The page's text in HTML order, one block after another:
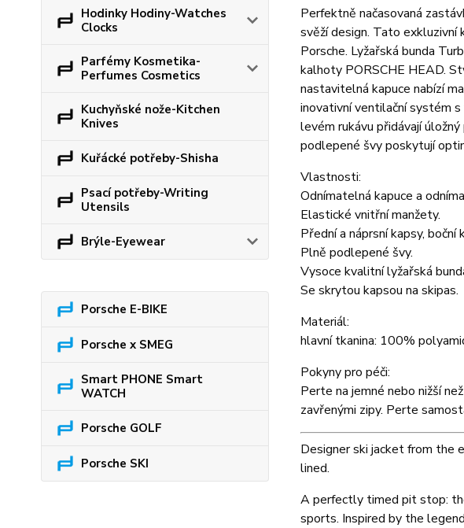
Hodinky Hodiny-Watches
Clocks
Parfémy Kosmetika-
Perfumes Cosmetics
Kuchyňské nože-Kitchen
Knives
Kuřácké potřeby-Shisha
Psací potřeby-Writing
Utensils
Brýle-Eyewear
Porsche E-BIKE
Porsche x SMEG
Smart PHONE Smart
WATCH
Porsche GOLF
Porsche SKI
Perfektně načasovaná
svěží design. Tato exkluzivní
Porsche. Lyžařská bunda
kalhoty PORSCHE HEAD.
nastavitelná kapuce nabízí
inovativní ventilační systém
levém rukávu přidávají
podlepené švy poskytují
Vlastnosti:
Odnímatelná kapuce a
Elastické vnitřní manžety.
Přední a náprsní kapsy,
Plně podlepené švy.
Vysoce kvalitní lyžařská
Se skrytou kapsou na skipas.
Materiál:
hlavní tkanina: 100%
Pokyny pro péči:
Perte na jemné nebo nižší
zavřenými zipy. Perte
Designer ski jacket from the
lined.
A perfectly timed pit stop:
sports. Inspired by the